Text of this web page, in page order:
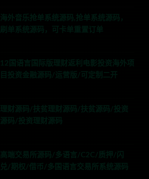
海外音乐抢单系统源码,抢单系统源码，
刷单系统源码，可卡单重置订单
12国语言国际版理财返利电影投资海外项
目投资金融源码/运营版/可定制二开
理财源码/扶贫理财源码/扶贫源码/投资
源码/投资理财源码
高端交易所源码/多语言/C2C/质押/闪
兑/期权/借币/多国语言交易所系统源码